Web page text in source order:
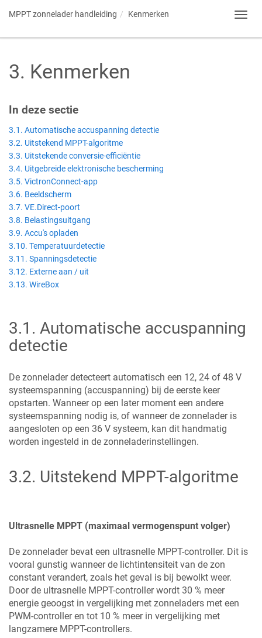
MPPT zonnelader handleiding Kenmerken
3. Kenmerken
In deze sectie
3.1. Automatische accuspanning detectie
3.2. Uitstekend MPPT-algoritme
3.3. Uitstekende conversie-efficiëntie
3.4. Uitgebreide elektronische bescherming
3.5. VictronConnect-app
3.6. Beeldscherm
3.7. VE.Direct-poort
3.8. Belastingsuitgang
3.9. Accu's opladen
3.10. Temperatuurdetectie
3.11. Spanningsdetectie
3.12. Externe aan / uit
3.13. WireBox
3.1 . Automatische accuspanning
detectie
De zonnelader detecteert automatisch een 12, 24 of 48 V
systeemspanning (accuspanning) bij de eerste keer
opstarten. Wanneer op een later moment een andere
systeemspanning nodig is, of wanneer de zonnelader is
aangesloten op een 36 V systeem, kan dit handmatig
worden ingesteld in de zonneladerinstellingen.
3.2. Uitstekend MPPT-algoritme
Ultrasnelle MPPT (maximaal vermogenspunt volger)
De zonnelader bevat een ultrasnelle MPPT-controller. Dit is
vooral gunstig wanneer de lichtintensiteit van de zon
constant verandert, zoals het geval is bij bewolkt weer.
Door de ultrasnelle MPPT-controller wordt 30 % meer
energie geoogst in vergelijking met zonneladers met een
PWM-controller en tot 10 % meer in vergelijking met
langzamere MPPT-controllers.